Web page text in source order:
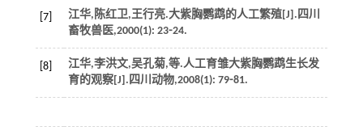
[7] 江华,陈红卫,王行亮.大紫胸鹦鹉的人工繁殖[J]. 四川
畜牧兽医,2000(1): 23⁃24.
[8] 江华,李洪文,吴孔菊,等.人工育雏大紫胸鹦鹉生长发
育的观察[J]. 四川动物,2008(1): 79⁃81.